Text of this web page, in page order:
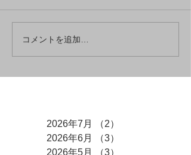
2026年7月 （2）
2026年6月
（3）
2026年5月
（3）
コメントを追加…